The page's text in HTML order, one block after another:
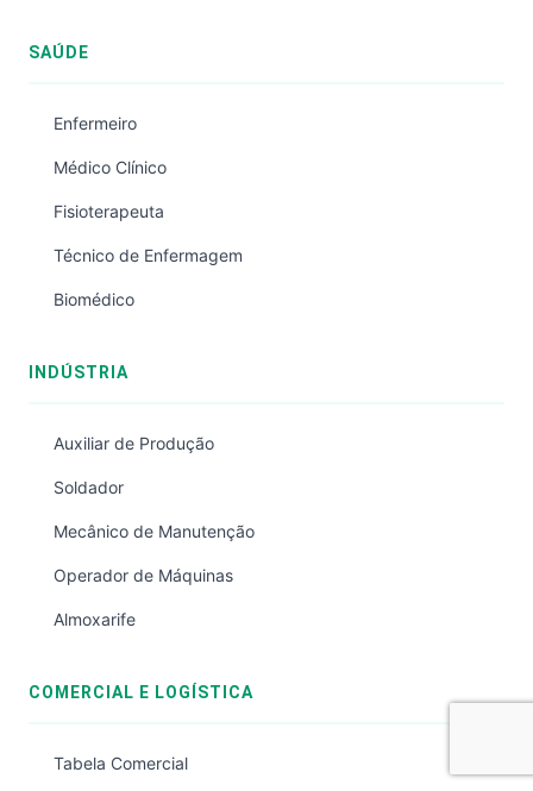
SAÚDE
Enfermeiro
Médico Clínico
Fisioterapeuta
Técnico de Enfermagem
Biomédico
INDÚSTRIA
Auxiliar de Produção
Soldador
Mecânico de Manutenção
Operador de Máquinas
Almoxarife
COMERCIAL E LOGÍSTICA
Tabela Comercial